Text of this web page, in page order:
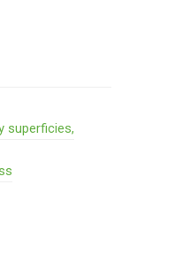
superficies,